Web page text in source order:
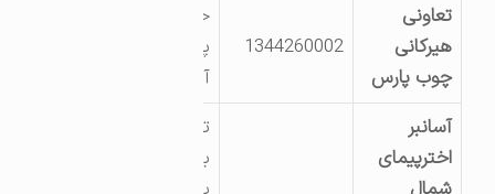
تعاونی
هیرکانی
چوب پارس
1344260002
پل-کارگاه پالت زنی
آزموده
آسانبر
اخترپیمای
تالش خ شهرداری
بالاتر از اداره